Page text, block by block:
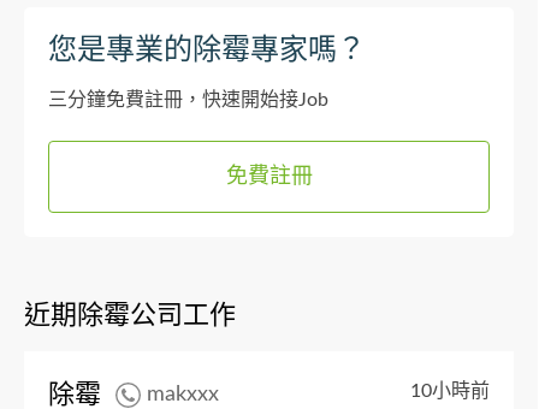
您是專業的除霉專家嗎？
三分鐘免費註冊，快速開始接Job
免費註冊
近期除霉公司工作
除霉 makxxx 10小時前